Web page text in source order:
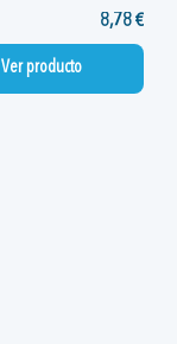
8,78 €
Ver producto